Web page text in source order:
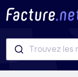
Trouvez les